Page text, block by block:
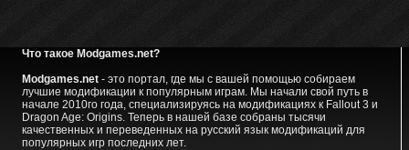
Что такое Modgames.net?
Modgames.net- это портал, где мы с вашей помощью собираем
лучшие модификации к популярным играм. Мы начали свой путь в
начале 2010го года, специализируясь на модификациях к Fallout 3 и
Dragon Age: Origins. Теперь в нашей базе собраны тысячи
качественных и переведенных на русский язык модификаций для
популярных игр последних лет.